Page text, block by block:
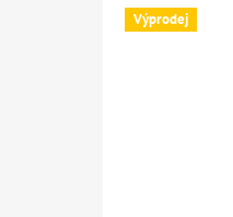
Výprodej